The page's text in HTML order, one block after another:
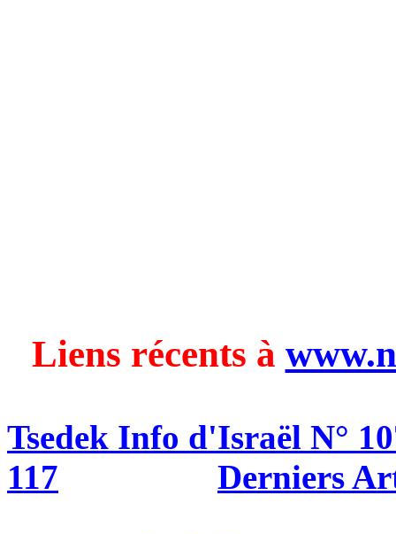
Liens récents à
Tsedek Info d'Israël N°
117
Derniers